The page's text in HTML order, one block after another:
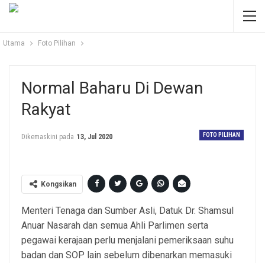
Utama Foto Pilihan
Normal Baharu Di Dewan
Rakyat
FOTO PILIHAN
Dikemaskini pada 13, Jul 2020
Kongsikan
Menteri Tenaga dan Sumber Asli, Datuk Dr. Shamsul
Anuar Nasarah dan semua Ahli Parlimen serta
pegawai kerajaan perlu menjalani pemeriksaan suhu
badan dan SOP lain sebelum dibenarkan memasuki